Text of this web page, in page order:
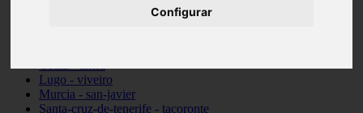
Configurar
Cantabria - val-de-san-vicente
Lugo - viveiro
Murcia - san-javier
Santa-cruz-de-tenerife - tacoronte